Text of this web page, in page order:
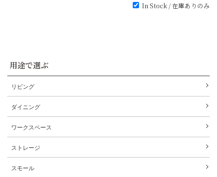
In Stock / 在庫ありのみ
用途で選ぶ
リビング
ダイニング
ワークスペース
ストレージ
スモール